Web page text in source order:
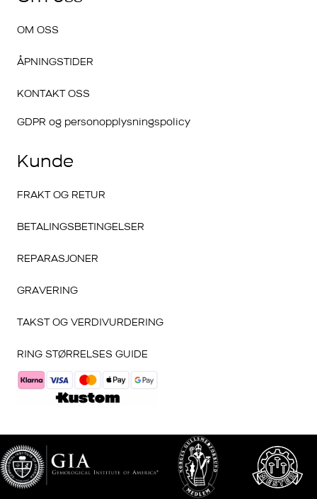
OM OSS
ÅPNINGSTIDER
KONTAKT OSS
GDPR og personopplysningspolicy
Kunde
FRAKT OG RETUR
BETALINGSBETINGELSER
REPARASJONER
GRAVERING
TAKST OG VERDIVURDERING
RING STØRRELSES GUIDE